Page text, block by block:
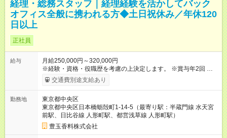
経理・総務スタッフ｜経理経験を活かしてバック
オフィス全般に携われる方◆土日祝休み／年休120
日以上
正社員
給与
月給250,000円～320,000円
※経験・資格・役職歴を考慮の上決定します。 ※賞与年2回 ※昇
給：あり（一か月あたり3000円～10,000円※前年度実績） 【試
用期間】試用期間あり 試用期間の長さ：3ヶ月 雇用形態、給与
交通費別途支給あり
勤務地
東京都中央区
東京都中央区日本橋蛎殻町1-14-5（最寄り駅：半蔵門線 水天宮
前駅、日比谷線 人形町駅、都営浅草線 人形町駅）
豊玉香料株式会社